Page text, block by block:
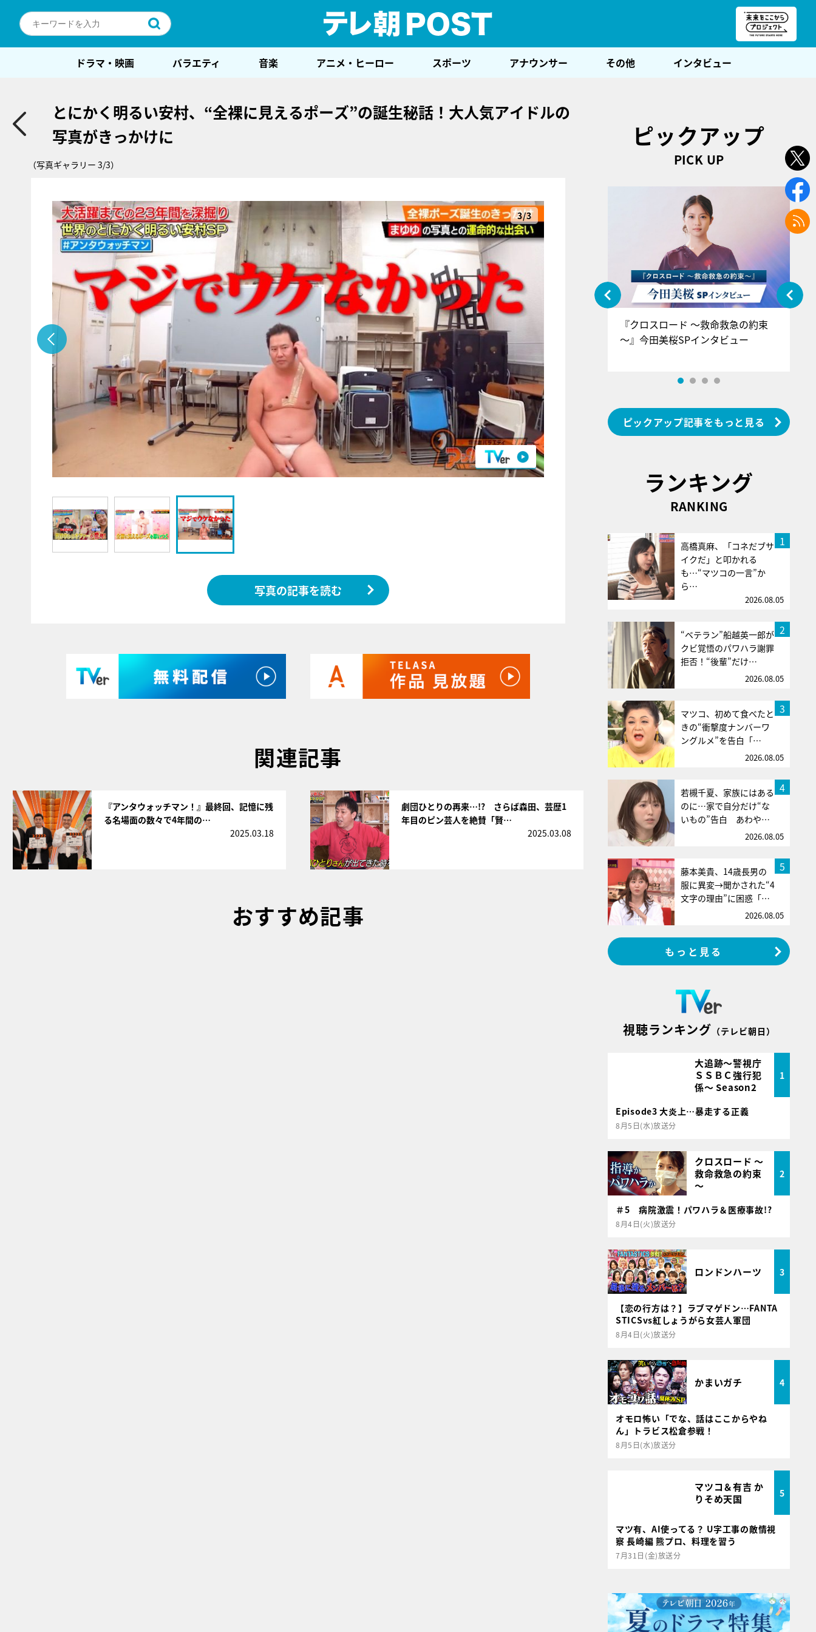
ドラマ・映画 バラエティ 音楽 アニメ・ヒーロー スポーツ アナウンサー その他 インタビュー
とにかく明るい安村、“全裸に見えるポーズ”の誕生秘話！大人気アイドルの
写真がきっかけに
（写真ギャラリー 3/3）
3/3
写真の記事を読む
関連記事
『アンタウォッチマン！』最終回、記憶に残
る名場面の数々で4年間の…
2025.03.18
劇団ひとりの再来…!? さらば森田、芸歴1
年目のピン芸人を絶賛「賢…
2025.03.08
おすすめ記事
ピックアップ
PICK UP
『アイ＝ラブ！げーみんぐ』＝LOV
E齋藤樹愛羅＆佐々木舞香SPインタ
ビュー
『クロスロード ～救命救急の約束
～』今田美桜SPインタビュー
ピックアップ記事をもっと見る
ランキング
RANKING
1
高橋真麻、「コネだブサ
イクだ」と叩かれる
も…“マツコの一言”か
ら…
2026.08.05
2
“ベテラン”船越英一郎が
クビ覚悟のパワハラ謝罪
拒否！“後輩”だけ…
2026.08.05
3
マツコ、初めて食べたと
きの“衝撃度ナンバーワ
ングルメ”を告白「…
2026.08.05
4
若槻千夏、家族にはある
のに…家で自分だけ“な
いもの”告白 あわや…
2026.08.05
5
藤本美貴、14歳長男の
服に異変→聞かされた“4
文字の理由”に困惑「…
2026.08.05
もっと見る
視聴ランキング （テレビ朝日）
大追跡～警視庁
ＳＳＢＣ強行犯
係～ Season2
1
Episode3 大炎上…暴走する正義
8月5日(水)放送分
クロスロード ～
救命救急の約束
～
2
＃5 病院激震！パワハラ＆医療事故!?
8月4日(火)放送分
ロンドンハーツ 3
【恋の行方は？】ラブマゲドン…FANTA
STICSvs紅しょうがら女芸人軍団
8月4日(火)放送分
かまいガチ 4
オモロ怖い「でな、話はここからやね
ん」トラビス松倉参戦！
8月5日(水)放送分
マツコ＆有吉 か
りそめ天国
5
マツ有、AI使ってる？ U字工事の敵情視
察 長崎編 熊プロ、料理を習う
7月31日(金)放送分